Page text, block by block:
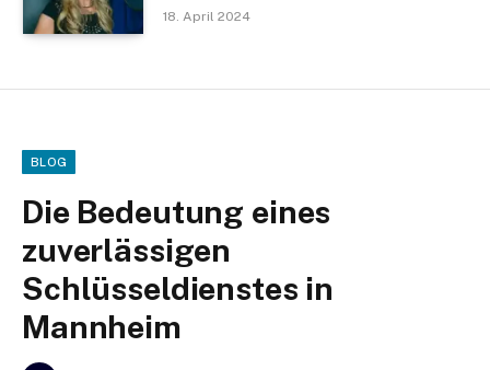
18. April 2024
BLOG
Die Bedeutung eines
zuverlässigen
Schlüsseldienstes in
Mannheim